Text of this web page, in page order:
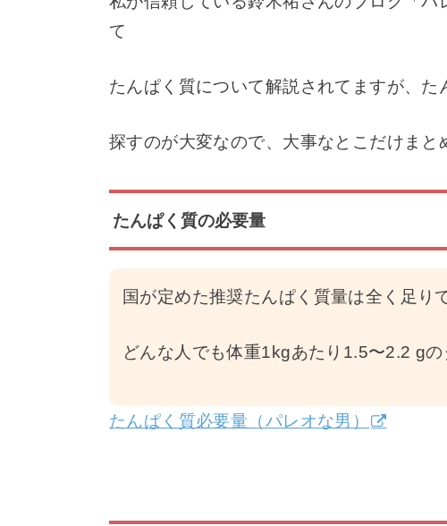
て
たんぱく質について解説されてますが、た
探すのが大変なので、大事なとこだけまと
たんぱく質の必要量
国が定めた推奨たんぱく質量は全く足り
どんな人でも体重1kgあたり1.5〜2.2 gの
たんぱく質必要量（パレオな男）